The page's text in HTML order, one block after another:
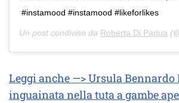
#instamood #instamood #likeforlikes
Un post condiviso da Roberta Di Padua
Leggi anche —> Ursula
inguainata nella tuta a gambe